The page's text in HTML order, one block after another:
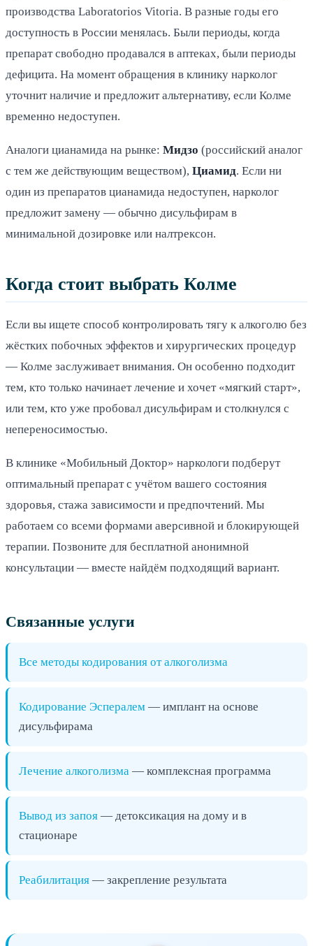
производства Laboratorios Vitoria. В разные годы его
доступность в России менялась. Были периоды, когда
препарат свободно продавался в аптеках, были периоды
дефицита. На момент обращения в клинику нарколог
уточнит наличие и предложит альтернативу, если Колме
временно недоступен.
Аналоги цианамида на рынке: Мидзо (российский аналог
с тем же действующим веществом), Циамид. Если ни
один из препаратов цианамида недоступен, нарколог
предложит замену — обычно дисульфирам в
минимальной дозировке или налтрексон.
Когда стоит выбрать Колме
Если вы ищете способ контролировать тягу к алкоголю без
жёстких побочных эффектов и хирургических процедур
— Колме заслуживает внимания. Он особенно подходит
тем, кто только начинает лечение и хочет «мягкий старт»,
или тем, кто уже пробовал дисульфирам и столкнулся с
непереносимостью.
В клинике «Мобильный Доктор» наркологи подберут
оптимальный препарат с учётом вашего состояния
здоровья, стажа зависимости и предпочтений. Мы
работаем со всеми формами аверсивной и блокирующей
терапии. Позвоните для бесплатной анонимной
консультации — вместе найдём подходящий вариант.
Связанные услуги
Все методы кодирования от алкоголизма
Кодирование Эспералем — имплант на основе
дисульфирама
Лечение алкоголизма — комплексная программа
Вывод из запоя — детоксикация на дому и в
стационаре
Реабилитация — закрепление результата